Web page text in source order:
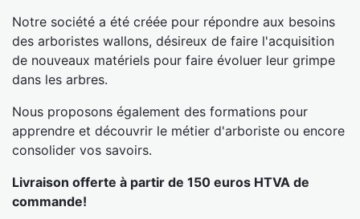
Notre société a été créée pour répondre aux besoins
des arboristes wallons, désireux de faire l'acquisition
de nouveaux matériels pour faire évoluer leur grimpe
dans les arbres.
Nous proposons également des formations pour
apprendre et découvrir le métier d'arboriste ou encore
consolider vos savoirs.
Livraison offerte à partir de 150 euros HTVA de
commande!